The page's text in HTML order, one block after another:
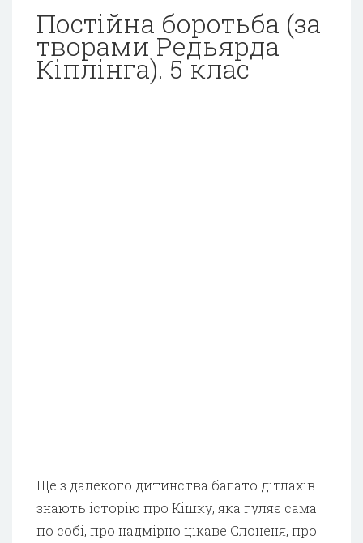
Постійна боротьба (за
творами Редьярда
Кіплінга). 5 клас
Ще з далекого дитинства багато дітлахів
знають історію про Кішку, яка гуляє сама
по собі, про надмірно цікаве Слоненя, про